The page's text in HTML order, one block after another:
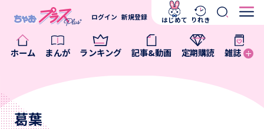
ホーム まんが ランキング 記事&動画 定期購読 雑誌
ログイン 新規登録 はじめて りれき
葛葉